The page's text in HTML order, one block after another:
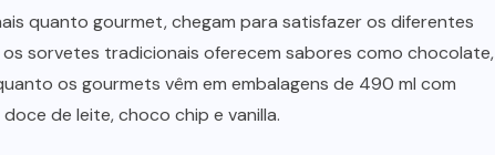
quanto gourmet, chegam para satisfazer os diferentes
sorvetes tradicionais oferecem sabores como chocolate,
os gourmets vêm em embalagens de 490 ml com
de leite, choco chip e vanilla.